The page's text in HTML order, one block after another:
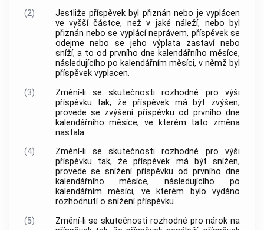
(2)
Jestliže příspěvek byl přiznán nebo je vyplácen
ve vyšší částce, než v jaké náleží, nebo byl
přiznán nebo se vyplácí neprávem, příspěvek se
odejme nebo se jeho výplata zastaví nebo
sníží, a to od prvního dne kalendářního měsíce,
následujícího po kalendářním měsíci, v němž byl
příspěvek vyplacen.
(3)
Změní-li se skutečnosti rozhodné pro výši
příspěvku tak, že příspěvek má být zvýšen,
provede se zvýšení příspěvku od prvního dne
kalendářního měsíce, ve kterém tato změna
nastala.
(4)
Změní-li se skutečnosti rozhodné pro výši
příspěvku tak, že příspěvek má být snížen,
provede se snížení příspěvku od prvního dne
kalendářního měsíce, následujícího po
kalendářním měsíci, ve kterém bylo vydáno
rozhodnutí o snížení příspěvku.
(5)
Změní-li se skutečnosti rozhodné pro nárok na